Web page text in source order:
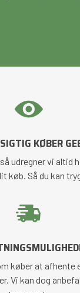
KØBER
udregner vi altid
køb. Så du kan
køber at afhente
Vi kan dog